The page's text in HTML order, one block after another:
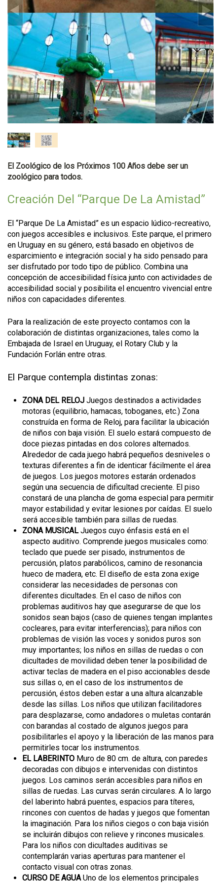
El Zoológico de los Próximos 100 Años debe ser un
zoológico para todos.
Creación Del “Parque De La Amistad”
El “Parque De La Amistad” es un espacio lúdico-recreativo,
con juegos accesibles e inclusivos. Este parque, el primero
en Uruguay en su género, está basado en objetivos de
esparcimiento e integración social y ha sido pensado para
ser disfrutado por todo tipo de público. Combina una
concepción de accesibilidad física junto con actividades de
accesibilidad social y posibilita el encuentro vivencial entre
niños con capacidades diferentes.
Para la realización de este proyecto contamos con la
colaboración de distintas organizaciones, tales como la
Embajada de Israel en Uruguay, el Rotary Club y la
Fundación Forlán entre otras.
El Parque contempla distintas zonas:
ZONA DEL RELOJ Juegos destinados a actividades
motoras (equilibrio, hamacas, toboganes, etc.) Zona
construída en forma de Reloj, para facilitar la ubicación
de niños con baja visión. El suelo estará compuesto de
doce piezas pintadas en dos colores alternados.
Alrededor de cada juego habrá pequeños desniveles o
texturas diferentes a fin de identicar fácilmente el área
de juegos. Los juegos motores estarán ordenados
según una secuencia de dificultad creciente. El piso
constará de una plancha de goma especial para permitir
mayor estabilidad y evitar lesiones por caídas. El suelo
será accesible también para sillas de ruedas.
ZONA MUSICALJuegos cuyo énfasis está en el
aspecto auditivo. Comprende juegos musicales como:
teclado que puede ser pisado, instrumentos de
percusión, platos parabólicos, camino de resonancia
hueco de madera, etc. El diseño de esta zona exige
considerar las necesidades de personas con
diferentes dicultades. En el caso de niños con
problemas auditivos hay que asegurarse de que los
sonidos sean bajos (caso de quienes tengan implantes
cocleares, para evitar interferencias); para niños con
problemas de visión las voces y sonidos puros son
muy importantes; los niños en sillas de ruedas o con
dicultades de movilidad deben tener la posibilidad de
activar teclas de madera en el piso accionables desde
sus sillas o, en el caso de los instrumentos de
percusión, éstos deben estar a una altura alcanzable
desde las sillas. Los niños que utilizan facilitadores
para desplazarse, como andadores o muletas contarán
con barandas al costado de algunos juegos para
posibilitarles el apoyo y la liberación de las manos para
permitirles tocar los instrumentos.
EL LABERINTO Muro de 80 cm. de altura, con paredes
decoradas con dibujos e intervenidas con distintos
juegos. Los caminos serán accesibles para niños en
sillas de ruedas. Las curvas serán circulares. A lo largo
del laberinto habrá puentes, espacios para títeres,
rincones con cuentos de hadas y juegos que fomentan
la imaginación. Para los niños ciegos o con baja visión
se incluirán dibujos con relieve y rincones musicales.
Para los niños con dicultades auditivas se
contemplarán varias aperturas para mantener el
contacto visual con otras zonas.
CURSO DE AGUAUno de los elementos principales